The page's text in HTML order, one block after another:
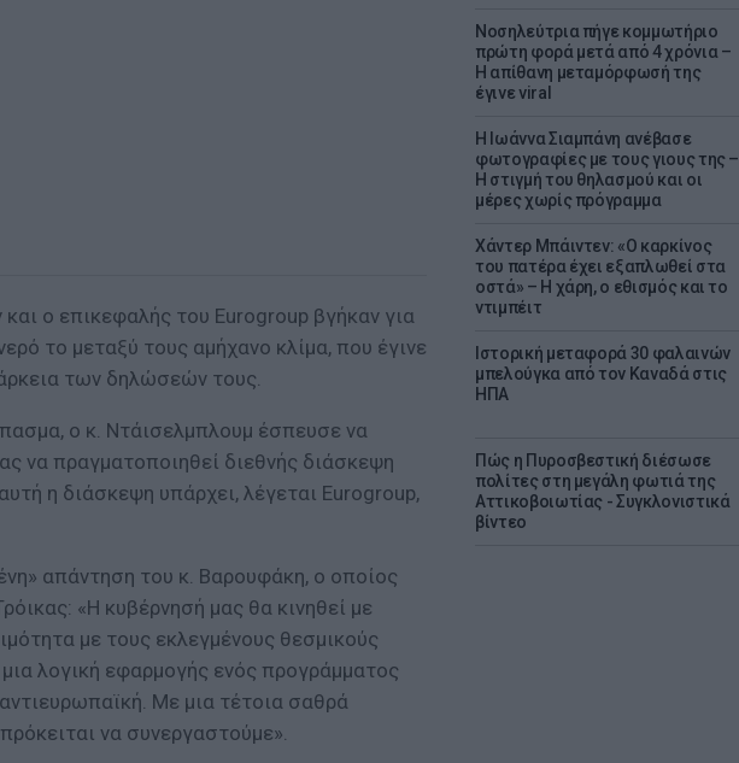
Νοσηλεύτρια πήγε κομμωτήριο
πρώτη φορά μετά από 4 χρόνια –
Η απίθανη μεταμόρφωσή της
έγινε viral
H Ιωάννα Σιαμπάνη ανέβασε
φωτογραφίες με τους γιους της –
Η στιγμή του θηλασμού και οι
μέρες χωρίς πρόγραμμα
Χάντερ Μπάιντεν: «Ο καρκίνος
του πατέρα έχει εξαπλωθεί στα
οστά» – Η χάρη, ο εθισμός και το
ντιμπέιτ
Ιστορική μεταφορά 30 φαλαινών
μπελούγκα από τον Καναδά στις
ΗΠΑ
Πώς η Πυροσβεστική διέσωσε
πολίτες στη μεγάλη φωτιά της
Αττικοβοιωτίας - Συγκλονιστικά
βίντεο
ο επικεφαλής του Eurogroup βγήκαν για
το μεταξύ τους αμήχανο κλίμα, που έγινε
των δηλώσεών τους.
ο κ. Ντάισελμπλουμ έσπευσε να
να πραγματοποιηθεί διεθνής διάσκεψη
η διάσκεψη υπάρχει, λέγεται Eurogroup,
απάντηση του κ. Βαρουφάκη, ο οποίος
«Η κυβέρνησή μας θα κινηθεί με
με τους εκλεγμένους θεσμικούς
λογική εφαρμογής ενός προγράμματος
Με μια τέτοια σαθρά
να συνεργαστούμε».